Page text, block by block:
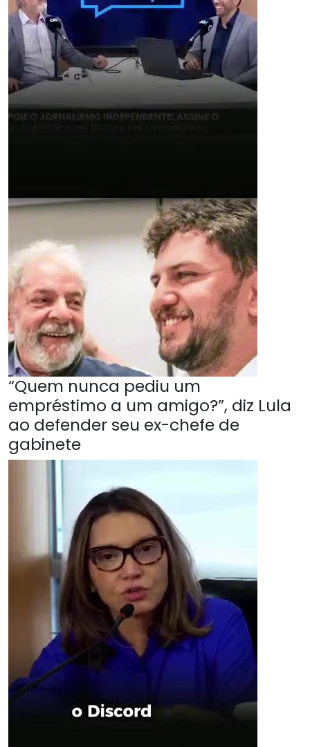
“Quem nunca pediu um
empréstimo a um amigo?”, diz Lula
ao defender seu ex-chefe de
gabinete